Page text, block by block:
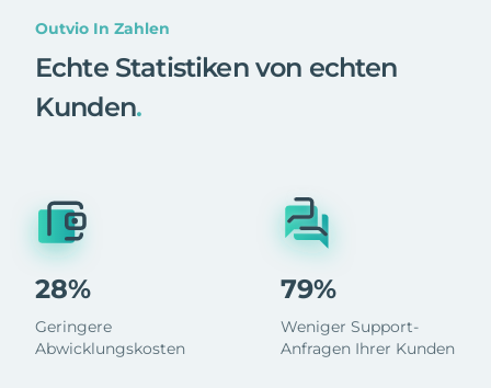
Outvio In Zahlen
Echte Statistiken von echten
Kunden.
28%
Geringere
Abwicklungskosten
79%
Weniger Support-
Anfragen Ihrer Kunden